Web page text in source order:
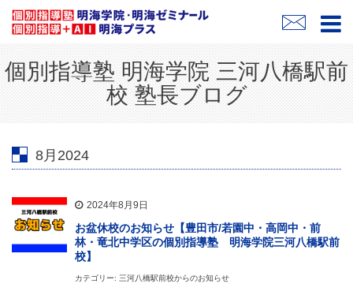
個別指導塾 明海学院 三河八橋駅前
校 塾長ブログ
8月2024
2024年8月9日
お盆休校のお知らせ【豊田市/若園中・高岡中・前
林・竜北中学区の個別指導塾 明海学院三河八橋駅前
校】
カテゴリー: 三河八橋駅前校からのお知らせ